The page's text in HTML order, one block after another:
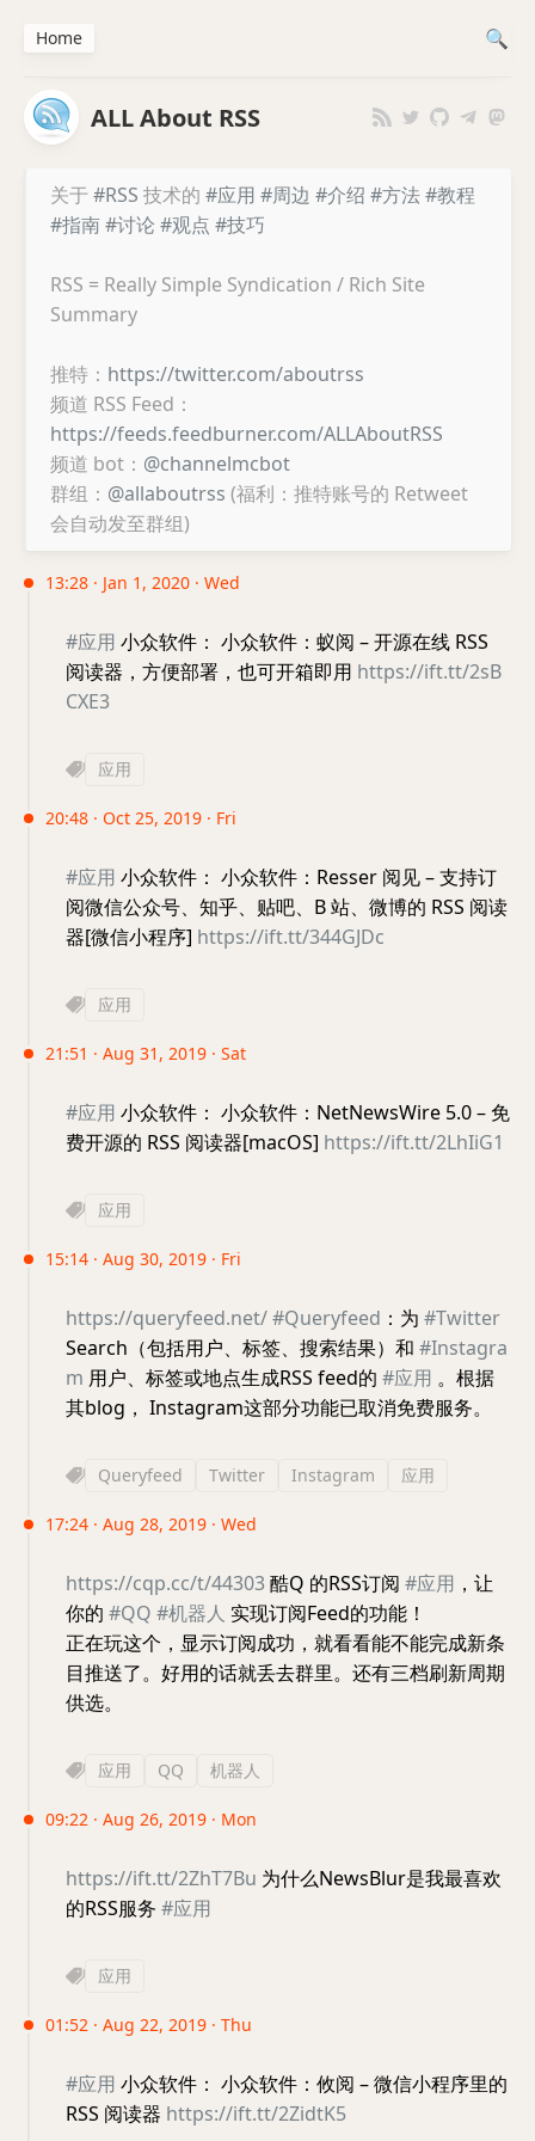
ALL About RSS
关于 #RSS 技术的 #应用 #周边 #介绍 #方法#教程
#指南#讨论 #观点 #技巧
RSS = Really Simple Syndication / Rich Site
Summary
推特： https://twitter.com/aboutrss
频道 RSS Feed：
https://feeds.feedburner.com/ALLAboutRSS
频道 bot： @channelmcbot
群组： @allaboutrss (福利：推特账号的 Retweet
会自动发至群组)
13:28 · Jan 1, 2020 · Wed
#应用 小众软件： 小众软件：蚁阅 – 开源在线 RSS
阅读器，方便部署，也可开箱即用 https://ift.tt/2sB
CXE3
应用
20:48 · Oct 25, 2019 · Fri
#应用 小众软件： 小众软件：Resser 阅见 – 支持订
阅微信公众号、知乎、贴吧、B 站、微博的 RSS 阅读
器[微信小程序] https://ift.tt/344GJDc
应用
21:51 · Aug 31, 2019 · Sat
#应用 小众软件： 小众软件：NetNewsWire 5.0 – 免
费开源的 RSS 阅读器[macOS] https://ift.tt/2LhIiG1
应用
15:14 · Aug 30, 2019 · Fri
https://queryfeed.net/#Queryfeed ：为 #Twitter
Search（包括用户、标签、搜索结果）和 #Instagra
m 用户、标签或地点生成RSS feed的 #应用 。根据
其blog， Instagram这部分功能已取消免费服务。
Queryfeed Twitter Instagram 应用
17:24 · Aug 28, 2019 · Wed
https://cqp.cc/t/44303酷Q 的RSS订阅 #应用 ，让
你的 #QQ #机器人 实现订阅Feed的功能！
正在玩这个，显示订阅成功，就看看能不能完成新条
目推送了。好用的话就丢去群里。还有三档刷新周期
供选。
应用 QQ 机器人
09:22 · Aug 26, 2019 · Mon
https://ift.tt/2ZhT7Bu 为什么NewsBlur是我最喜欢
的RSS服务 #应用
应用
01:52 · Aug 22, 2019 · Thu
#应用 小众软件： 小众软件：攸阅 – 微信小程序里的
RSS 阅读器 https://ift.tt/2ZidtK5
Home